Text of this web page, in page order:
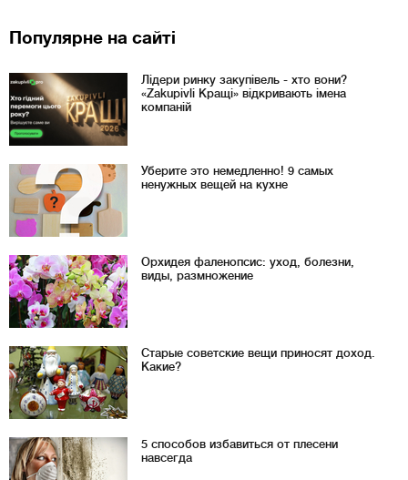
Популярне на сайті
Лідери ринку закупівель - хто вони?
«Zakupivli Кращі» відкривають імена
компаній
Уберите это немедленно! 9 самых
ненужных вещей на кухне
Орхидея фаленопсис: уход, болезни,
виды, размножение
Старые советские вещи приносят доход.
Какие?
5 способов избавиться от плесени
навсегда